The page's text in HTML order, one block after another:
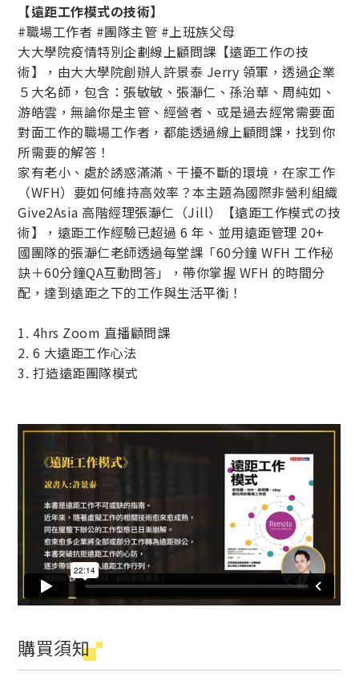
【遠距工作模式の技術】
#職場工作者 #團隊主管 #上班族父母
大大學院疫情特別企劃線上顧問課【遠距工作の技
術】，由大大學院創辦人許景泰 Jerry 領軍，透過企業
５大名師，包含：張敏敏、張瀞仁、孫治華、周純如、
游皓雲，無論你是主管、經營者、或是過去經常需要面
對面工作的職場工作者，都能透過線上顧問課，找到你
所需要的解答！
家有老小、處於誘惑滿滿、干擾不斷的環境，在家工作
（WFH）要如何維持高效率？本主題為國際非營利組織
Give2Asia 高階經理張瀞仁（Jill）【遠距工作模式の技
術】，遠距工作經驗已超過 6 年、並用遠距管理 20+
國團隊的張瀞仁老師透過每堂課「60分鐘 WFH 工作秘
訣＋60分鐘QA互動問答」，帶你掌握 WFH 的時間分
配，達到遠距之下的工作與生活平衡！
1. 4hrs Zoom 直播顧問課
2. 6 大遠距工作心法
3. 打造遠距團隊模式
購買須知